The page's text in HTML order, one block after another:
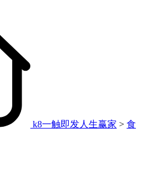
k8一触即发人生赢家 > 食